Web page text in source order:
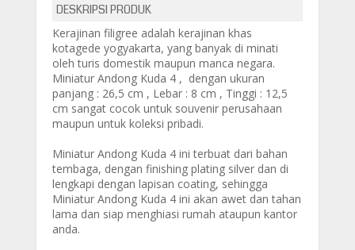
DESKRIPSI PRODUK
Kerajinan filigree adalah kerajinan khas
kotagede yogyakarta, yang banyak di minati
oleh turis domestik maupun manca negara.
Miniatur Andong Kuda 4 , dengan ukuran
panjang : 26,5 cm , Lebar : 8 cm , Tinggi : 12,5
cm sangat cocok untuk souvenir perusahaan
maupun untuk koleksi pribadi.
Miniatur Andong Kuda 4 ini terbuat dari bahan
tembaga, dengan finishing plating silver dan di
lengkapi dengan lapisan coating, sehingga
Miniatur Andong Kuda 4 ini akan awet dan tahan
lama dan siap menghiasi rumah ataupun kantor
anda.